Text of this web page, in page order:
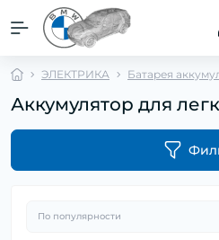
ЭЛЕКТРИКА Батарея
Аккумулятор для